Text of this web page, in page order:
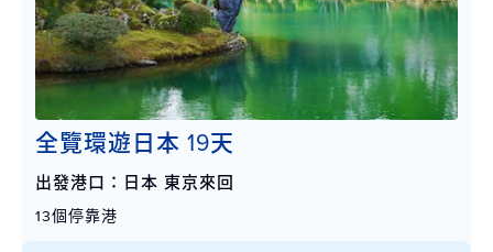
全覽環遊日本 19天
出發港口：日本 東京來回
13個停靠港